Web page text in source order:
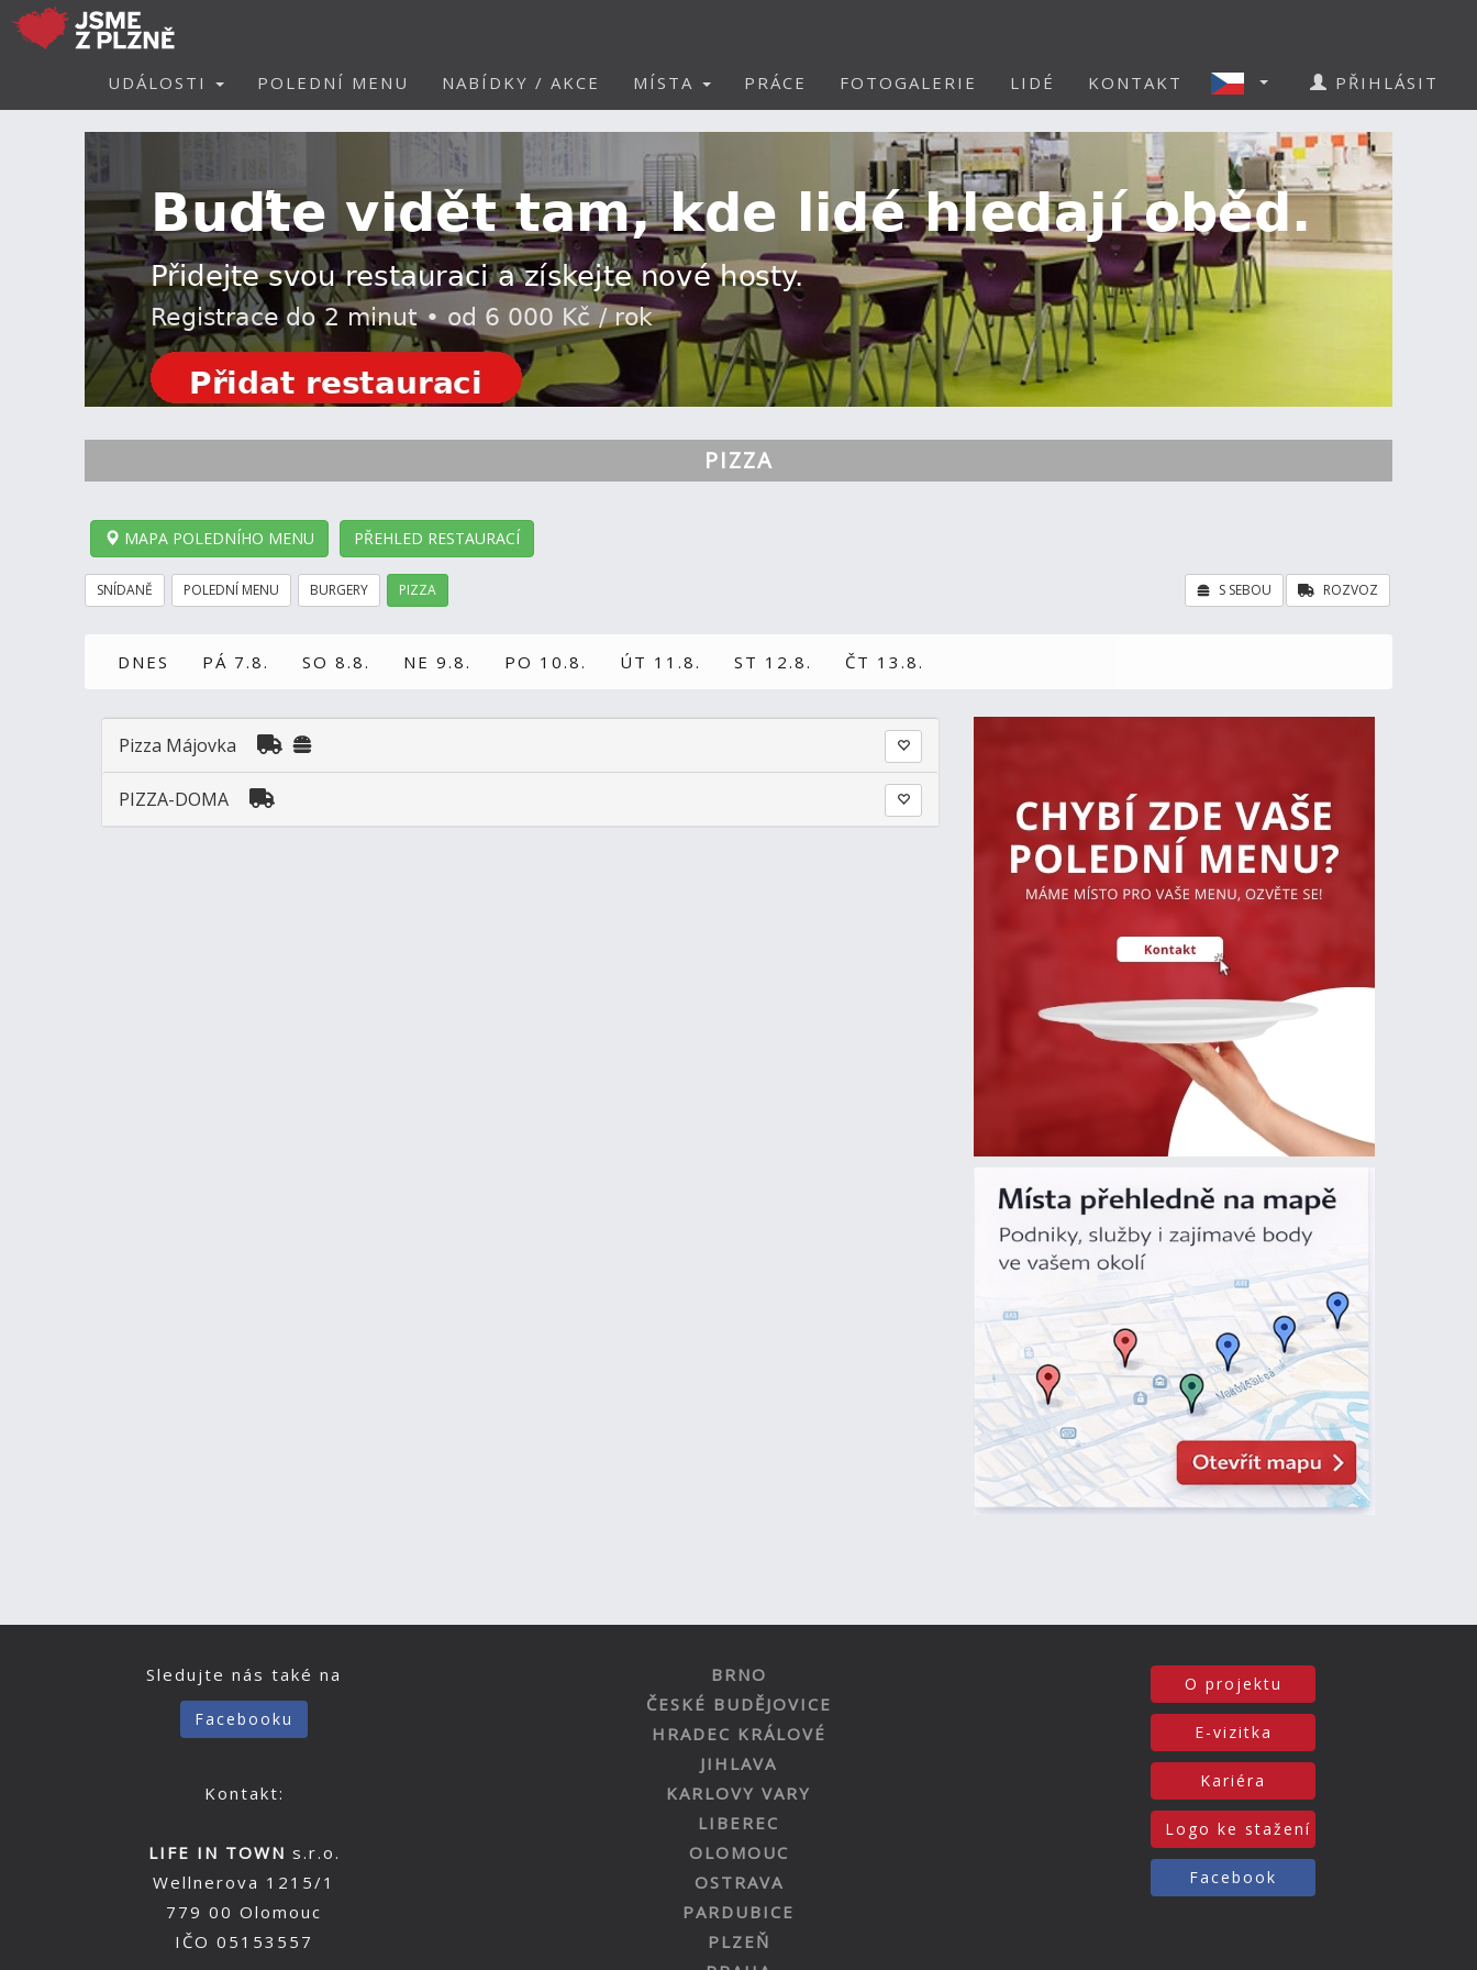
UDÁLOSTI POLEDNÍ MENU NABÍDKY / AKCE MÍSTA PRÁCE FOTOGALERIE LIDÉ KONTAKT PŘIHLÁSIT
PIZZA
MAPA POLEDNÍHO MENU PŘEHLED RESTAURACÍ
SNÍDANĚ POLEDNÍ MENU BURGERY PIZZA ROZVOZ
S SEBOU
DNES PÁ 7.8. SO 8.8. NE 9.8. PO 10.8. ÚT 11.8. ST 12.8. ČT 13.8.
Pizza Májovka
PIZZA-DOMA
Sledujte nás také na
Facebooku
Kontakt:
LIFE IN TOWN s.r.o.
Wellnerova 1215/1
779 00 Olomouc
IČO 05153557
BRNO
ČESKÉ BUDĚJOVICE
HRADEC KRÁLOVÉ
JIHLAVA
KARLOVY VARY
LIBEREC
OLOMOUC
OSTRAVA
PARDUBICE
PLZEŇ
O projektu
E-vizitka
Kariéra
Logo ke stažení
Facebook